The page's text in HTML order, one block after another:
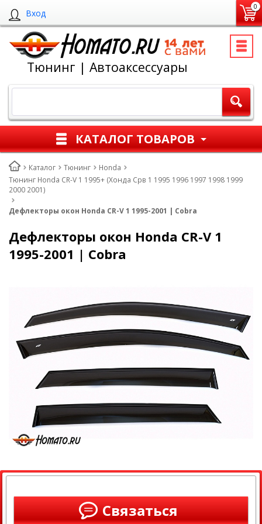
Вход
0
Тюнинг | Автоаксессуары
КАТАЛОГ ТОВАРОВ
Каталог Тюнинг
Honda
Тюнинг Honda CR-V 1 1995+ (Хонда Срв 1 1995 1996 1997 1998 1999
2000 2001)
Дефлекторы окон Honda CR-V 1 1995-2001 | Cobra
Дефлекторы окон Honda CR-V 1
1995-2001 | Cobra
Связаться